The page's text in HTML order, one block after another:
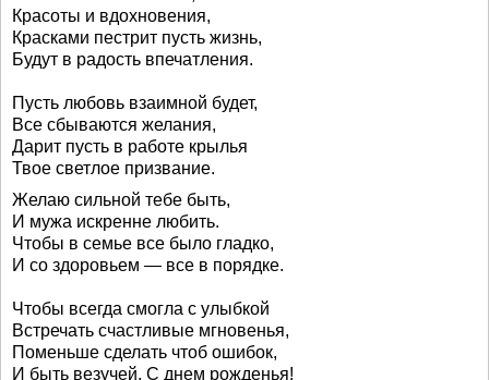
Красоты и вдохновения,
Красками пестрит пусть жизнь,
Будут в радость впечатления.
Пусть любовь взаимной будет,
Все сбываются желания,
Дарит пусть в работе крылья
Твое светлое призвание.
Желаю сильной тебе быть,
И мужа искренне любить.
Чтобы в семье все было гладко,
И со здоровьем — все в порядке.
Чтобы всегда смогла с улыбкой
Встречать счастливые мгновенья,
Поменьше сделать чтоб ошибок,
И быть везучей. С днем рожденья!